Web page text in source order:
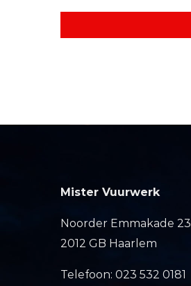
Mister Vuurwerk
Noorder Emmakade 23
2012 GB Haarlem
Telefoon: 023 532 0181